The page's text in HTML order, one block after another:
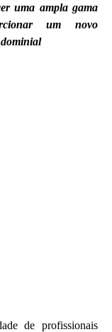
uma ampla gama
um novo
de profissionais